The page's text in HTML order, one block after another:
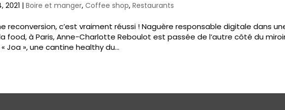
2021 |Boire et manger,Coffee shop,Restaurants
reconversion, c’est vraiment réussi ! Naguère responsable digitale dans
food, à Paris, Anne-Charlotte Reboulot est passée de l’autre côté du
Joa », une cantine healthy du...